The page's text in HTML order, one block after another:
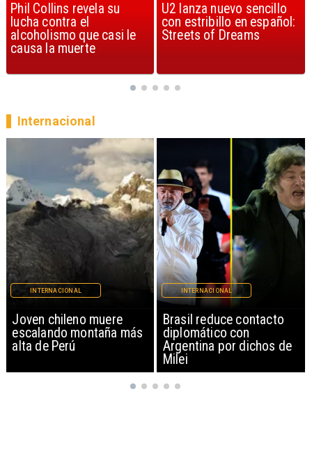
U2 lanza nuevo sencillo
con estribillo en español:
Streets of Dreams
“Africa” de Toto es
considerada la mejor
canción, según la ciencia
Brasil reduce contacto
diplomático con
Argentina por dichos de
INTERNACIONAL
China restringe
exportación de drones a
EEUU y sanciona
empresas
INTERNACIONAL
Internacional